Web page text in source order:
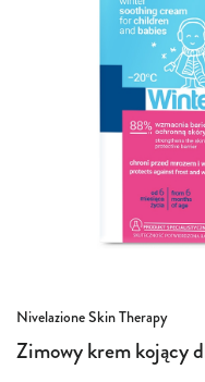
Nivelazione Skin Therapy
Zimowy krem kojący
Przejdź
początek